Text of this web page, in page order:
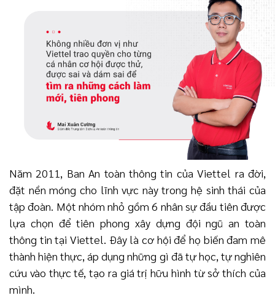
Năm 2011, Ban An toàn thông tin của Viettel ra đời,
đặt nền móng cho lĩnh vực này trong hệ sinh thái của
tập đoàn. Một nhóm nhỏ gồm 6 nhân sự đầu tiên được
lựa chọn để tiên phong xây dựng đội ngũ an toàn
thông tin tại Viettel. Đây là cơ hội để họ biến đam mê
thành hiện thực, áp dụng những gì đã tự học, tự nghiên
cứu vào thực tế, tạo ra giá trị hữu hình từ sở thích của
mình.